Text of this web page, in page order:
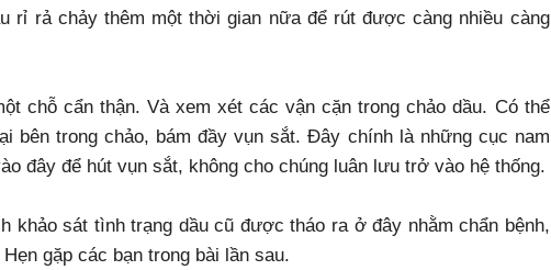
rỉ rả chảy thêm một thời gian nữa để rút được càng nhiều càng
chỗ cẩn thận. Và xem xét các vận cặn trong chảo dầu. Có thể
bên trong chảo, bám đầy vụn sắt. Đây chính là những cục nam
đây để hút vụn sắt, không cho chúng luân lưu trở vào hệ thống.
khảo sát tình trạng dầu cũ được tháo ra ở đây nhằm chẩn bệnh,
gặp các bạn trong bài lần sau.